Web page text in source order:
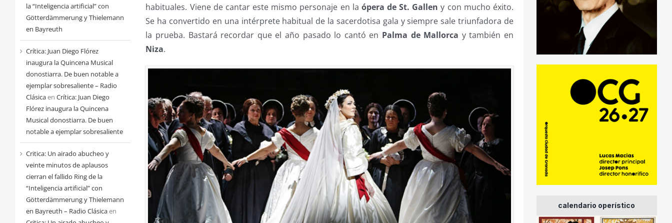
la “Inteligencia artificial” con
Götterdämmerung y Thielemann
en Bayreuth
Crítica: Juan Diego Flórez
inaugura la Quincena Musical
donostiarra. De buen notable a
ejemplar sobresaliente – Radio
Clásicaen Crítica: Juan Diego
Flórez inaugura la Quincena
Musical donostiarra. De buen
notable a ejemplar sobresaliente
Critica: Un airado abucheo y
veinte minutos de aplausos
cierran el fallido Ring de la
“Inteligencia artificial” con
Götterdämmerung y Thielemann
en Bayreuth – Radio Clásicaen
habituales. Viene de cantar este mismo personaje en la ópera de St. Gallen y con mucho éxito.
Se ha convertido en una intérprete habitual de la sacerdotisa gala y siempre sale triunfadora de
la prueba. Bastará recordar que el año pasado lo cantó en Palma de Mallorca y también en
Niza.
calendario operístico